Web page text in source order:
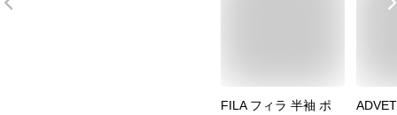
FILA フィラ 半袖 ポ